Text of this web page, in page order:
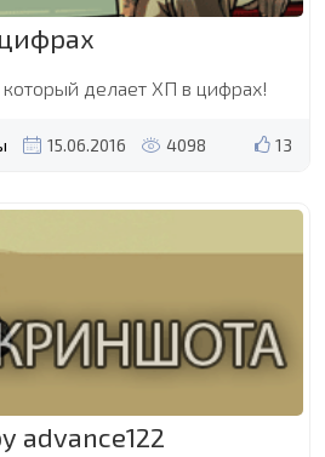
который делает ХП в цифрах!
13
15.06.2016 4098
advance122